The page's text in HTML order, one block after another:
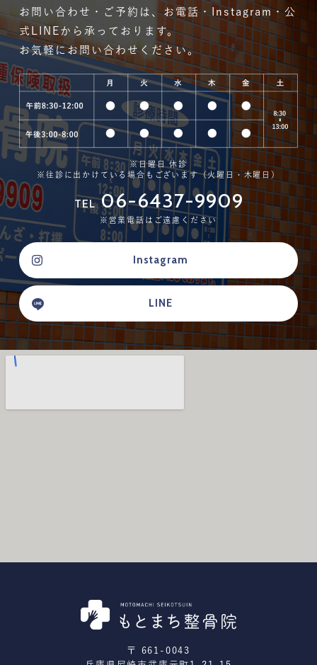
お問い合わせ・ご予約は、お電話・Instagram・公
式LINEから承っております。
お気軽にお問い合わせください。
※日曜日 休診
※往診に出かけている場合もございます（火曜日・木曜日）
TEL06-6437-9909
※営業電話はご遠慮ください
Instagram
LINE
〒 661-0043